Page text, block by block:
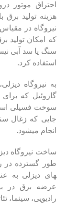
احتراق موتور
هزینه تولید برق
نیروگاه در
که امکان تولید
سنگ یا سد آبی
استفاده کرد.
به نیروگاه
گازوئیل که
سوخت فسیلی
جایی که زغال
انجام می­شود.
ساخت نیروگاه
های دیزلی به
عرضه برق در
رادیویی، سینما،